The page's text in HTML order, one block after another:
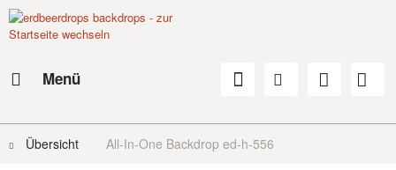
Menü
Übersicht All-In-One Backdrop ed-h-556